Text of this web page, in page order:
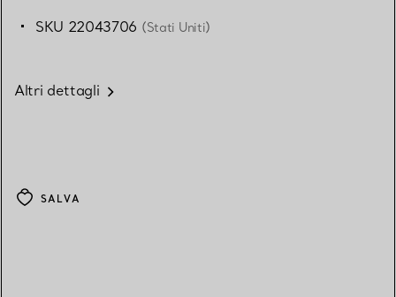
SKU 22043706 (Stati Uniti)
Altri dettagli
SALVA